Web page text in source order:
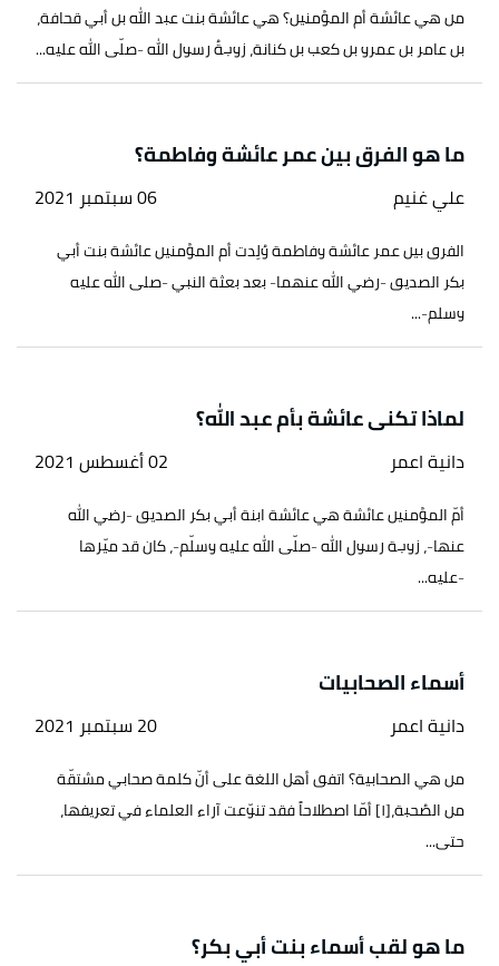
من هي عائشة أم المؤمنين؟ هي عائشة بنت عبد الله بن أبي قحافة،
بن عامر بن عمرو بن كعب بن كنانة، زوجةُ رسول الله -صلّى الله عليه...
ما هو الفرق بين عمر عائشة وفاطمة؟
علي غنيم 06 سبتمبر 2021
الفرق بين عمر عائشة وفاطمة وُلِدت أم المؤمنين عائشة بنت أبي
بكر الصديق -رضي الله عنهما- بعد بعثة النبي -صلى الله عليه
وسلم-...
لماذا تكنى عائشة بأم عبد الله؟
دانية اعمر 02 أغسطس 2021
أمّ المؤمنين عائشة هي عائشة ابنة أبي بكر الصديق -رضي الله
عنها-، زوجة رسول الله -صلّى الله عليه وسلّم-، كان قد ميّزها
-عليه...
أسماء الصحابيات
دانية اعمر 20 سبتمبر 2021
من هي الصحابية؟ اتفق أهل اللغة على أنّ كلمة صحابي مشتقّة
من الصُحبة،[١] أمّا اصطلاحاً فقد تنوّعت آراء العلماء في تعريفها،
حتى...
ما هو لقب أسماء بنت أبي بكر؟